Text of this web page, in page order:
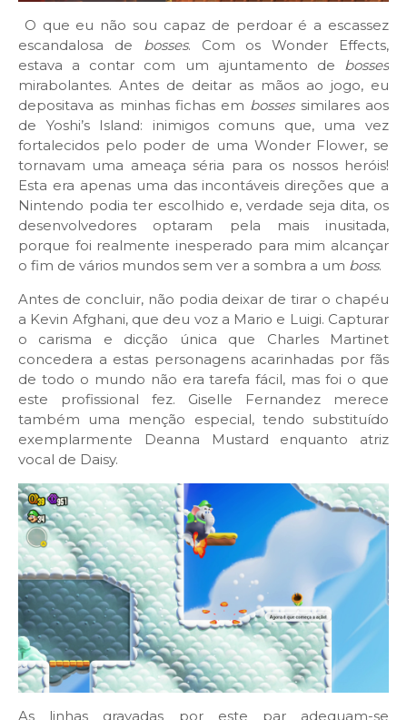
O que eu não sou capaz de perdoar é a escassez
escandalosa de bosses. Com os Wonder Effects,
estava a contar com um ajuntamento de bosses
mirabolantes. Antes de deitar as mãos ao jogo, eu
depositava as minhas fichas em bosses similares aos
de Yoshi’s Island: inimigos comuns que, uma vez
fortalecidos pelo poder de uma Wonder Flower, se
tornavam uma ameaça séria para os nossos heróis!
Esta era apenas uma das incontáveis direções que a
Nintendo podia ter escolhido e, verdade seja dita, os
desenvolvedores optaram pela mais inusitada,
porque foi realmente inesperado para mim alcançar
o fim de vários mundos sem ver a sombra a um boss.
Antes de concluir, não podia deixar de tirar o chapéu
a Kevin Afghani, que deu voz a Mario e Luigi. Capturar
o carisma e dicção única que Charles Martinet
concedera a estas personagens acarinhadas por fãs
de todo o mundo não era tarefa fácil, mas foi o que
este profissional fez. Giselle Fernandez merece
também uma menção especial, tendo substituído
exemplarmente Deanna Mustard enquanto atriz
vocal de Daisy.
As linhas gravadas por este par adequam-se